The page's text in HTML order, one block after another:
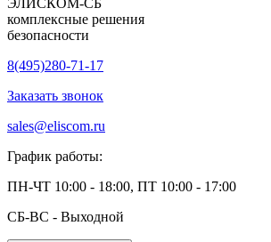
ЭЛИСКОМ-СБ
комплексные решения
безопасности
8(495)280-71-17
Заказать звонок
sales@eliscom.ru
График работы:
ПН-ЧТ 10:00 - 18:00, ПТ 10:00 - 17:00
CБ-ВС - Выходной